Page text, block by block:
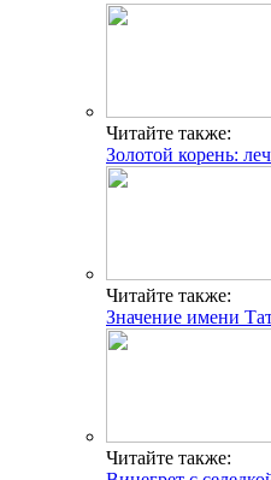
Читайте также:
Золотой корень:
Читайте также:
Значение имени
Читайте также: